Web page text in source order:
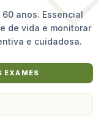
anos. Essencial
de vida e monitorar
e cuidadosa.
EXAMES